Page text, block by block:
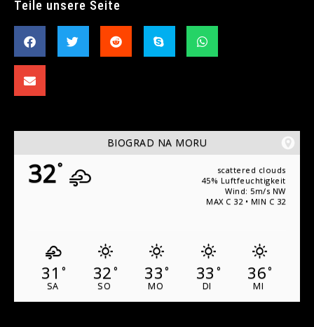
Teile unsere Seite
BIOGRAD NA MORU
32°
scattered clouds
45% Luftfeuchtigkeit
Wind: 5m/s NW
MAX C 32 • MIN C 32
31 °
SA
32 °
SO
33 °
MO
33 °
DI
36°
MI